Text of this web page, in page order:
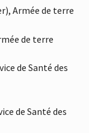
Armée de terre
de terre
de Santé des
de Santé des